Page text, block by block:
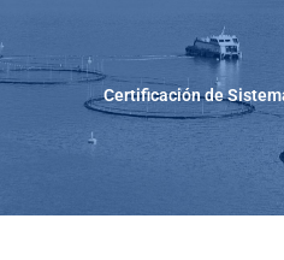
Certificación de